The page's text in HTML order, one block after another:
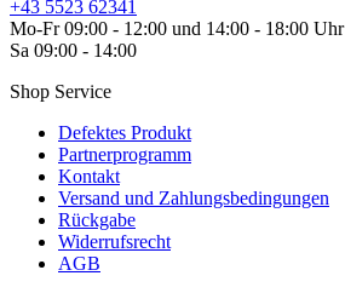
+43 5523 62341
Mo-Fr 09:00 - 12:00 und 14:00 - 18:00 Uhr
Sa 09:00 - 14:00
Shop Service
Defektes Produkt
Partnerprogramm
Kontakt
Versand und Zahlungsbedingungen
Rückgabe
Widerrufsrecht
AGB